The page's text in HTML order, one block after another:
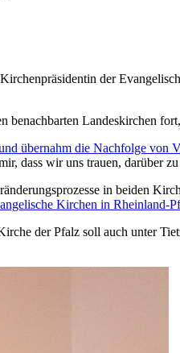
der
Landeskirchen
übernahm die Nachfolge von
dass wir uns trauen, darüber
in beiden
Kirchen in Rheinland-
der Pfalz soll auch unter